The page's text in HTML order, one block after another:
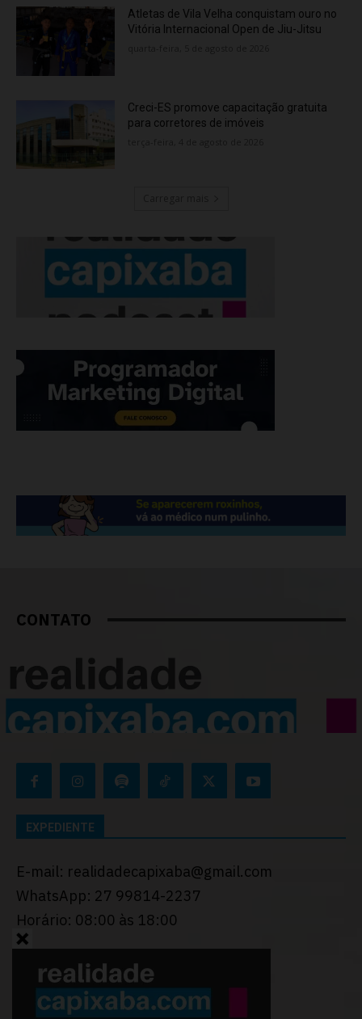
Atletas de Vila Velha conquistam ouro no
Vitória Internacional Open de Jiu-Jitsu
Creci-ES promove capacitação gratuita
para corretores de imóveis
CONTATO
EXPEDIENTE
E-mail: realidadecapixaba@gmail.com
WhatsApp: 27 99814-2237
Horário: 08:00 às 18:00
Desenvolvido porThiago Programador